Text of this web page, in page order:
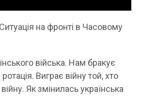
на фронті в Часовому
війська. Нам бракує
Виграє війну той, хто
Як змінилась українська